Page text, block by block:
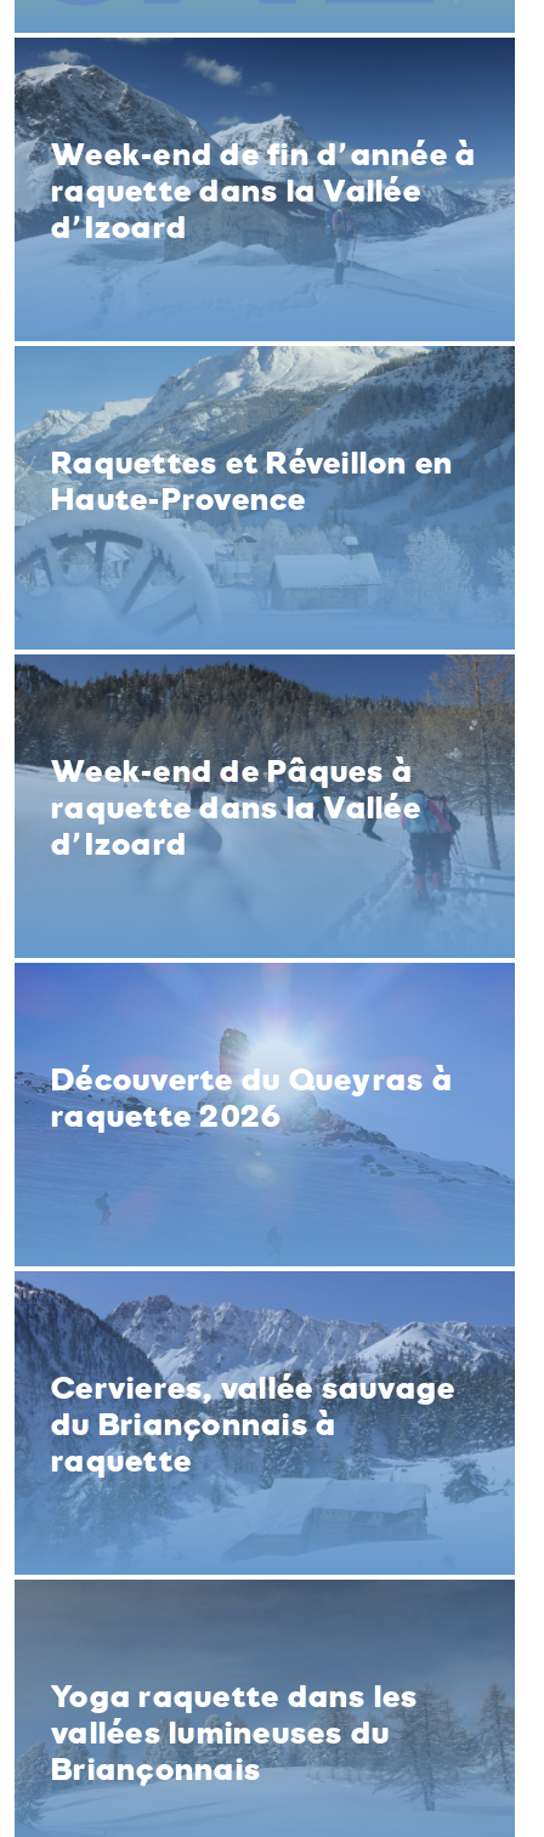
Week-end de fin d’année à
raquette dans la Vallée
d’Izoard
Raquettes et Réveillon en
Haute-Provence
Week-end de Pâques à
raquette dans la Vallée
d’Izoard
Découverte du Queyras à
raquette 2026
Cervieres, vallée sauvage
du Briançonnais à
raquette
Yoga raquette dans les
vallées lumineuses du
Briançonnais